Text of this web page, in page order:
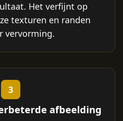
Het verfijnt op
texturen en randen
vervorming.
3
afbeelding